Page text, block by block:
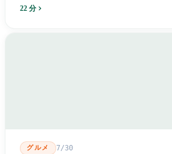
清は下樹林に大東路・大南路・大西路・大
22 分
グルメ 7/30